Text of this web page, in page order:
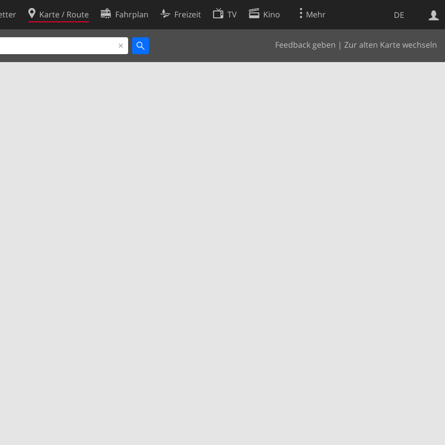
DE
Karte / Route Fahrplan Freizeit TV Kino Mehr
Feedback geben | Zur alten Karte wechseln
Websuche
Cookie-Richtlinie
Cookie-Einstellungen